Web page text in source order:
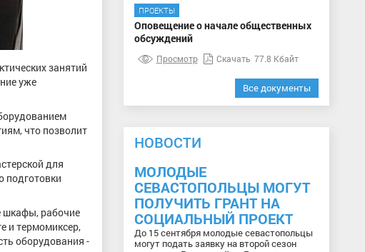
занятий
уже
что позволит
для
подготовки
шкафы, рабочие
и термомиксер,
оборудования -
ПРОЕКТЫ
Оповещение о начале общественных
обсуждений
Просмотр Скачать 77.8 Кбайт
Все документы
НОВОСТИ
МОЛОДЫЕ
СЕВАСТОПОЛЬЦЫ МОГУТ
ПОЛУЧИТЬ ГРАНТ НА
СОЦИАЛЬНЫЙ ПРОЕКТ
До 15 сентября молодые севастопольцы
могут подать заявку на второй сезон